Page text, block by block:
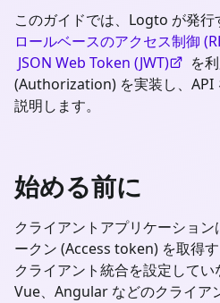
このガイドでは、Logto が発行
ロールベースのアクセス制御
JSON Web Token (JWT)
を
(Authorization) を実装し、API
説明します。
始める前に
クライアントアプリケーショ
ークン (Access token) を取得
クライアント統合を設定してい
Vue、Angular などのクライア